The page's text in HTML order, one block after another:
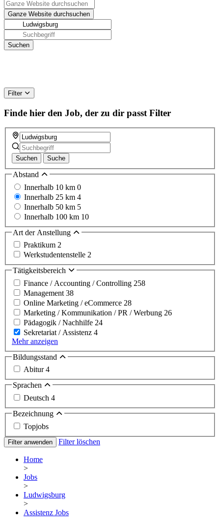
Filter
Finde hier den Job, der zu dir passt Filter
Suchen Suche
Abstand
Innerhalb 10 km 0
Innerhalb 25 km 4
Innerhalb 50 km 5
Innerhalb 100 km 10
Art der Anstellung
Praktikum 2
Werkstudentenstelle 2
Tätigkeitsbereich
Finance / Accounting / Controlling 258
Management 38
Online Marketing / eCommerce 28
Marketing / Kommunikation / PR / Werbung 26
Pädagogik / Nachhilfe 24
Sekretariat / Assistenz 4
Mehr anzeigen
Bildungsstand
Abitur4
Sprachen
Deutsch 4
Bezeichnung
Topjobs
Filter anwenden Filter löschen
Home
>
Jobs
>
Ludwigsburg
>
Assistenz Jobs